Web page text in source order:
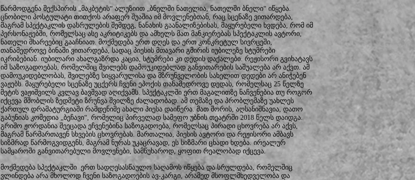
წარმოდგენა შექსპირის „მაკბეტის“ ალუზიით „ბნელში ნათელია, ნათელში ბნელი“ იწყება.
ცნობილი პოსტულატი თითქოს არაფერ შუაშია იმ მოვლენებთან, რაც სცენაზე ვითარდება,
მაგრამ სპექტაკლის დასრულების შემდეგ, ნანახის გაანალიზებისას, მაყურებელი ხვდება, რომ იმ
პერსონაჟებში, რომელსაც ასე აკრიტიკებს და ამხელს მათ მანკიერებას სპექტაკლის ავტორი,
ნათელი მხარეებიც გააჩნიათ. მოქმედება ერთ დღეს და ერთ კონკრეტულ სივრცეში,
თანამედროვე ბინაში ვითარდება, სადაც პიესის მთავარი გმირის იუბილეზე სტუმრები
იკრიბებიან. იუბილარი ახალგაზრდა კაცია, სტუმრები კი დედის დაქალები. რეჟისორი გვიხატავს
იმ საზოგადოებას, რომელშიც შვილებს დამოუკიდებლად განვითარების საშუალება არ აქვთ. ამ
დამოუკიდებლობას, შვილებზე სიყვარულისა და მზრუნველობის სახელით დედები არ ანიჭებენ
ვაჟებს. მაყურებელი სცენაზე უცქერს ჩვენი ეპოქის თანამედროვე დედას, რომელსაც 25 წელზე
მეტის ვაჟიშვილს კვლავ ბავშვად აღიქვამს. სპექტაკლში ერთ მაგალითზე ნაჩვენებია თუ როგორ
იქცევა მშობლის ზედმეტი ზრუნვა შვილზე ძალადობად. ამ თემაზე და პრობლემაზე უახლეს
ქართულ დრამატურგიაში რამდენიმე ახალი პიესა დაიწერა. მათ შორის, აღსანიშნავია, დათო
გაბუნიას კომედია „ბეჩავი“, რომელიც პირველად სამეფო უბნის თეატრში 2018 წელს დაიდგა.
გრიშო ჟორდანია შეეცადა ეჩვენებინა საზოგადოება, რომელსაც პირადი ცხოვრება არ აქვს,
მაგრამ წარმართავენ სხვების ცხოვრებას. მართალია, პიესის ავტორი და რეჟისორი ამბავს
სიზმრად წარმოგვიდგენს, მაგრამ ნურას უკაცრავად, ეს სიზმარი ცხადი ხდება. ირეალურ
სამყაროში განვითარებული მოვლენები, სამწუხაროდ, ყოფით რეალობად იქცევა.
მოქმედება სპექტაკლში ერთ სადღესასწაულო საღამოს იწყება და სრულდება, რომელშიც
ვლინდება არა მხოლოდ ჩვენი საზოგადოების ავ-კარგი, არამედ მსოფლმხედველობა და